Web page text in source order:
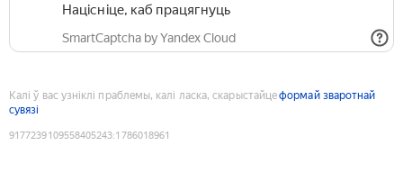
Націсніце, каб працягнуць
SmartCaptcha by Yandex Cloud
Калі ў вас узніклі праблемы, калі ласка, скарыстайцеформай зваротнай
сувязі
9177239109558405243:1786018961